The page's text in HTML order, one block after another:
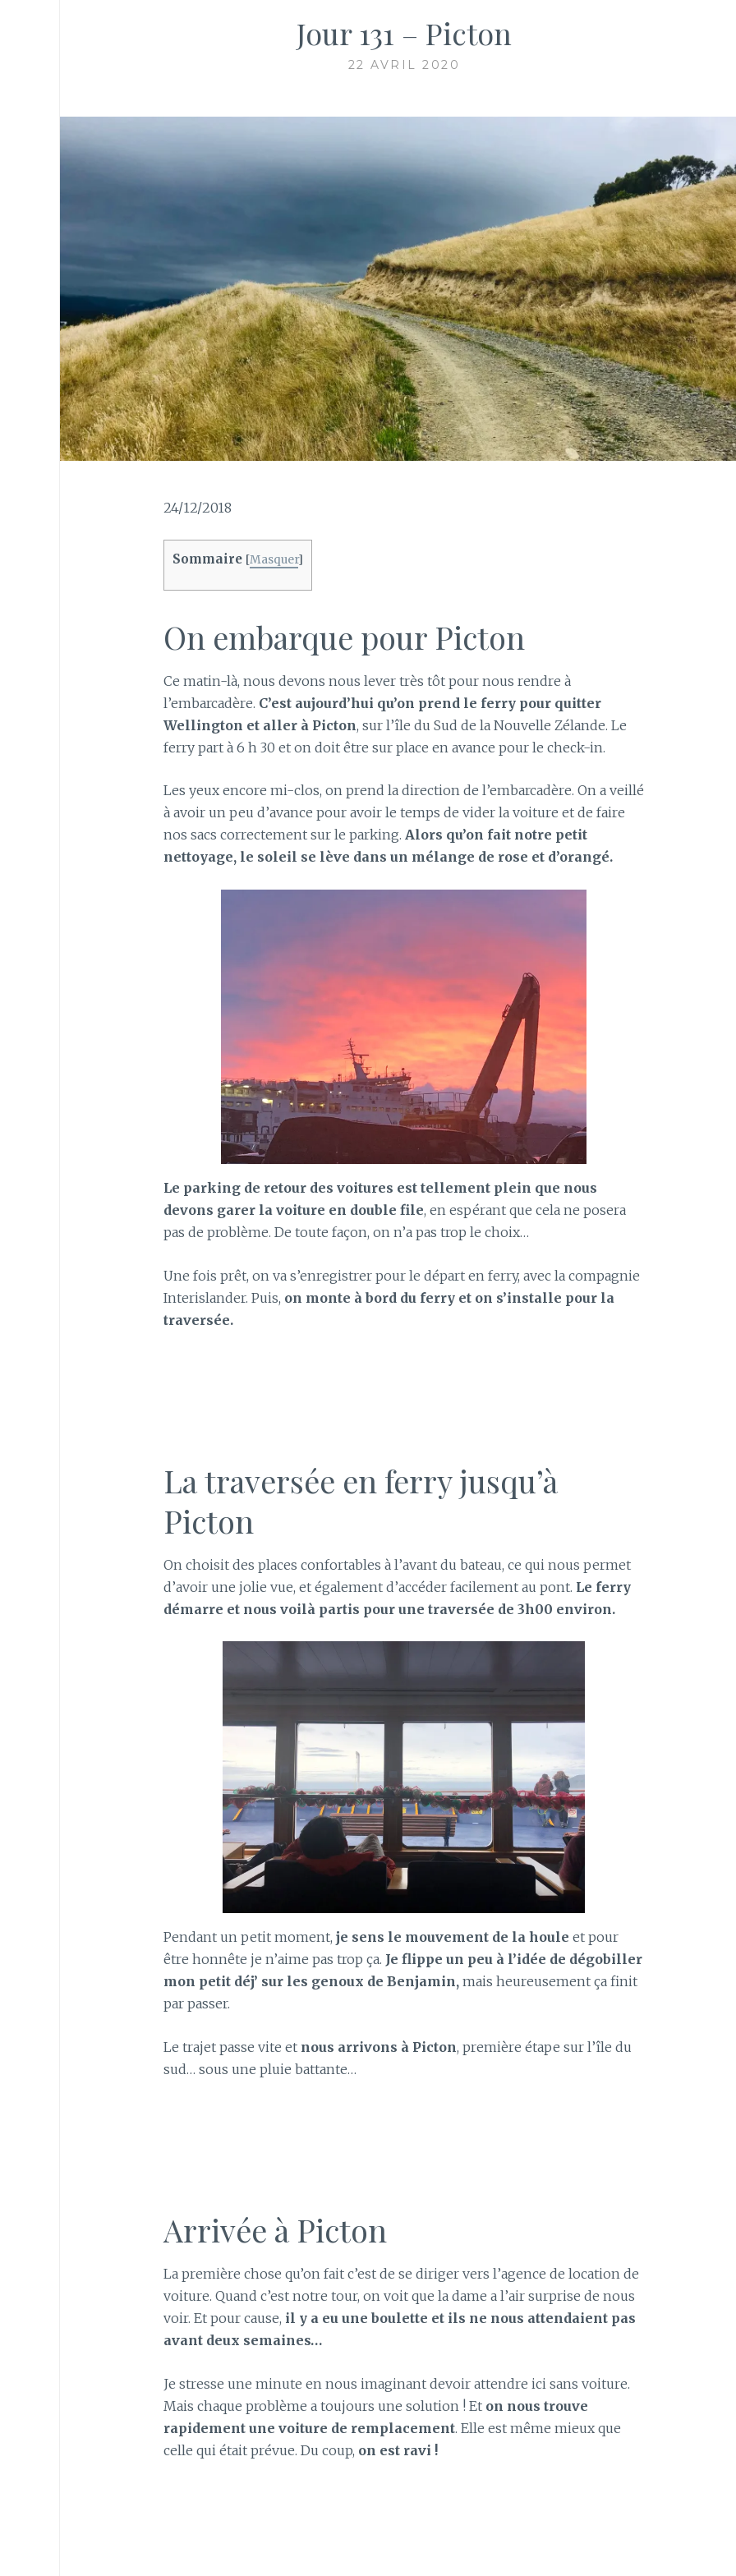
Jour 131 – Picton
22 AVRIL 2020
24/12/2018
Sommaire [Masquer]
On embarque pour Picton
Ce matin-là, nous devons nous lever très tôt pour nous rendre à
l’embarcadère. C’est aujourd’hui qu’on prend le ferry pour quitter
Wellington et aller à Picton, sur l’île du Sud de la Nouvelle Zélande. Le
ferry part à 6 h 30 et on doit être sur place en avance pour le check-in.
Les yeux encore mi-clos, on prend la direction de l’embarcadère. On a veillé
à avoir un peu d’avance pour avoir le temps de vider la voiture et de faire
nos sacs correctement sur le parking. Alors qu’on fait notre petit
nettoyage, le soleil se lève dans un mélange de rose et d’orangé.
Le parking de retour des voitures est tellement plein que nous
devons garer la voiture en double file, en espérant que cela ne posera
pas de problème. De toute façon, on n’a pas trop le choix…
Une fois prêt, on va s’enregistrer pour le départ en ferry, avec la compagnie
Interislander. Puis, on monte à bord du ferry et on s’installe pour la
traversée.
La traversée en ferry jusqu’à
Picton
On choisit des places confortables à l’avant du bateau, ce qui nous permet
d’avoir une jolie vue, et également d’accéder facilement au pont. Le ferry
démarre et nous voilà partis pour une traversée de 3h00 environ.
Pendant un petit moment, je sens le mouvement de la houle et pour
être honnête je n’aime pas trop ça. Je flippe un peu à l’idée de dégobiller
mon petit déj’ sur les genoux de Benjamin,mais heureusement ça finit
par passer.
Le trajet passe vite et nous arrivons à Picton, première étape sur l’île du
sud… sous une pluie battante…
Arrivée à Picton
La première chose qu’on fait c’est de se diriger vers l’agence de location de
voiture. Quand c’est notre tour, on voit que la dame a l’air surprise de nous
voir. Et pour cause, il y a eu une boulette et ils ne nous attendaient pas
avant deux semaines…
Je stresse une minute en nous imaginant devoir attendre ici sans voiture.
Mais chaque problème a toujours une solution ! Et on nous trouve
rapidement une voiture de remplacement. Elle est même mieux que
celle qui était prévue. Du coup, on est ravi !